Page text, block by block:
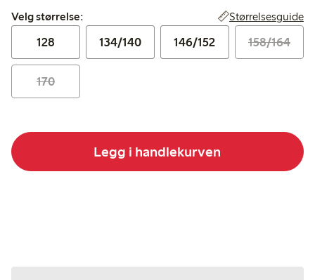
Velg størrelse:
Velg størrelse: Størrelsesguide
128 134/140 146/152 158/164
170
Legg i handlekurven